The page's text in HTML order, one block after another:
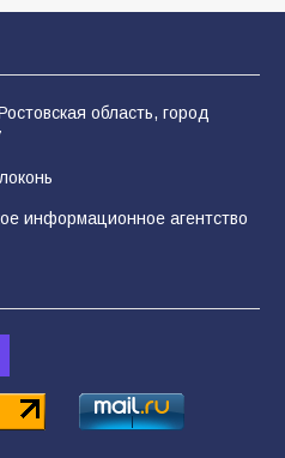
вручили награды
разговоры о
герой
область, город
информационное агентство